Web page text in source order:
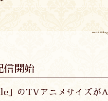
開始
」のTVアニメサイズがA